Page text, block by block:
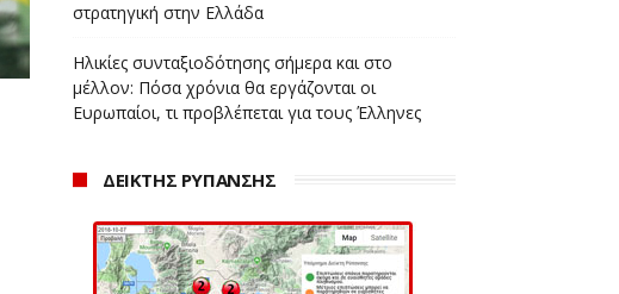
στρατηγική στην Ελλάδα
Ηλικίες συνταξιοδότησης σήμερα και στο
μέλλον: Πόσα χρόνια θα εργάζονται οι
Ευρωπαίοι, τι προβλέπεται για τους Έλληνες
ΔΕΙΚΤΗΣ ΡΥΠΑΝΣΗΣ